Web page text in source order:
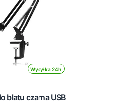
Wysyłka 24h
blatu czarna USB